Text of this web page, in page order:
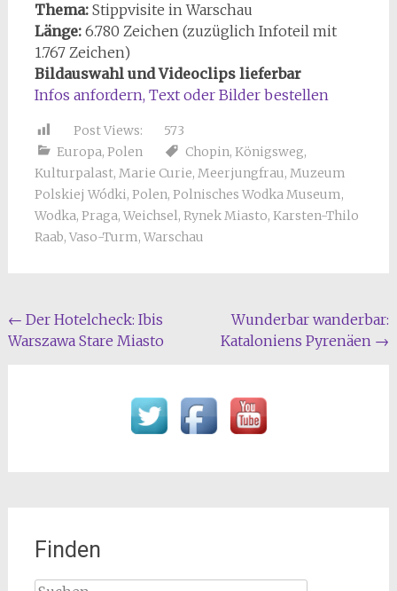
Thema: Stippvisite in Warschau
Länge: 6.780 Zeichen (zuzüglich Infoteil mit
1.767 Zeichen)
Bildauswahl und Videoclips lieferbar
Infos anfordern, Text oder Bilder bestellen
Post Views:
573
Europa, Polen Chopin, Königsweg,
Kulturpalast, Marie Curie, Meerjungfrau, Muzeum
Polskiej Wódki, Polen, Polnisches Wodka Museum,
Wodka, Praga, Weichsel, Rynek Miasto, Karsten-Thilo
Raab, Vaso-Turm, Warschau
Beitragsnavigation
← Der Hotelcheck: Ibis
Warszawa Stare Miasto
Wunderbar wanderbar:
Kataloniens Pyrenäen →
Finden